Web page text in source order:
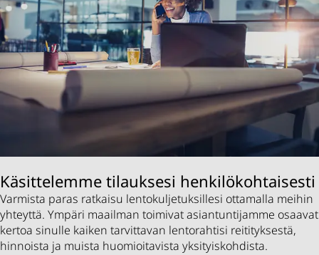
Käsittelemme tilauksesi henkilökohtaisesti
Varmista paras ratkaisu lentokuljetuksillesi ottamalla meihin
yhteyttä. Ympäri maailman toimivat asiantuntijamme osaavat
kertoa sinulle kaiken tarvittavan lentorahtisi reitityksestä,
hinnoista ja muista huomioitavista yksityiskohdista.